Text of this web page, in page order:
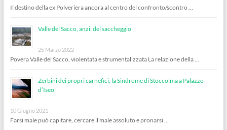
Il destino della ex Polveriera ancora al centro del confronto/scontro …
Valle del Sacco, anzi: del saccheggio
25 Marzo 2022
Povera Valle del Sacco, violentata e strumentalizzata La relazione della …
Zerbini dei propri carnefici, la Sindrome di Stoccolma a Palazzo
d’Iseo
10 Giugno 2021
Farsi male può capitare, cercare il male assoluto e pronarsi …